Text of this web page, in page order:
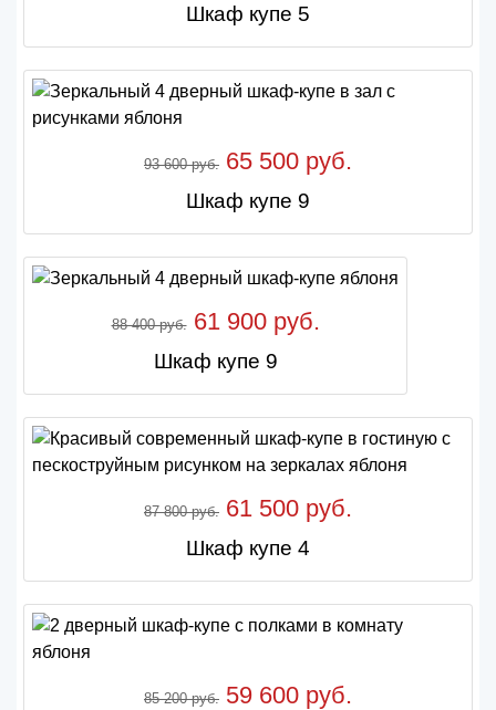
Шкаф купе 5
93 600 руб. 65 500 руб.
Шкаф купе 9
88 400 руб.61 900 руб.
Шкаф купе 9
87 800 руб. 61 500 руб.
Шкаф купе 4
85 200 руб. 59 600 руб.